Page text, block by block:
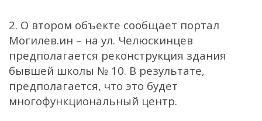
2. О втором объекте сообщает портал
Могилев.ин – на ул. Челюскинцев
предполагается реконструкция здания
бывшей школы № 10. В результате,
предполагается, что это будет
многофункциональный центр.